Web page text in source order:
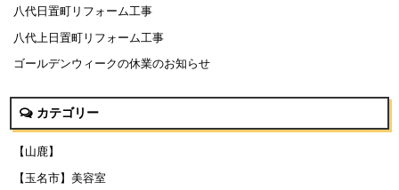
八代日置町リフォーム工事
八代上日置町リフォーム工事
ゴールデンウィークの休業のお知らせ
カテゴリー
【山鹿】
【玉名市】美容室